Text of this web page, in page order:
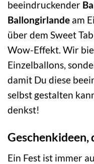
beeindruckender
Ballongirlande am
über dem Sweet
Wow-Effekt. Wir
Einzelballons,
damit Du diese
selbst gestalten
denkst!
Geschenkideen,
Ein Fest ist immer